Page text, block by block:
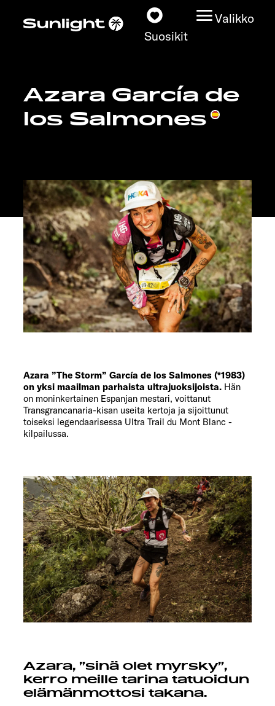
Suosikit
Valikko
Matkailuautot
Kauppiashaku
Tutustu
Lisätietoja
Azara García de
los Salmones
Azara ”The Storm” García de los Salmones (*1983)
on yksi maailman parhaista ultrajuoksijoista. Hän
on moninkertainen Espanjan mestari, voittanut
Transgrancanaria-kisan useita kertoja ja sijoittunut
toiseksi legendaarisessa Ultra Trail du Mont Blanc -
kilpailussa.
Azara, ”sinä olet myrsky”,
kerro meille tarina tatuoidun
elämänmottosi takana.